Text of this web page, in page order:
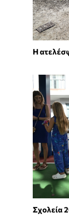
Η
Σχολεία